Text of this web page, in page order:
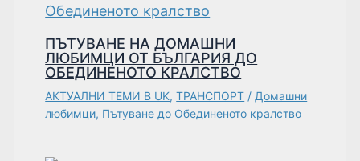
ПЪТУВАНЕ НА ДОМАШНИ
ЛЮБИМЦИ ОТ БЪЛГАРИЯ ДО
ОБЕДИНЕНОТО КРАЛСТВО
АКТУАЛНИ ТЕМИ В UK,ТРАНСПОРТ / Домашни
любимци, Пътуване до Обединеното кралство